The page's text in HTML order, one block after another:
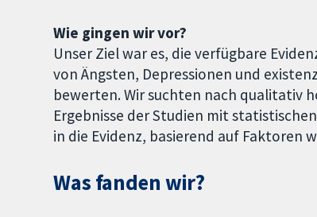
Wie gingen wir vor?
Unser Ziel war es, die verfügbare
von Ängsten, Depressionen und
bewerten. Wir suchten nach qualitativ
Ergebnisse der Studien mit
in die Evidenz, basierend auf Faktoren
Was fanden wir?